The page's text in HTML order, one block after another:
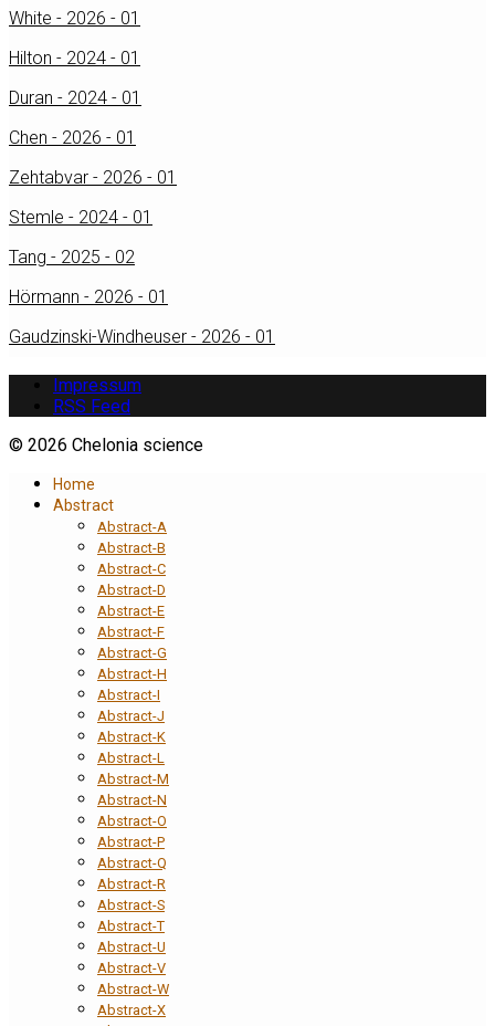
White - 2026 - 01
Hilton - 2024 - 01
Duran - 2024 - 01
Chen - 2026 - 01
Zehtabvar - 2026 - 01
Stemle - 2024 - 01
Tang - 2025 - 02
Hörmann - 2026 - 01
Gaudzinski-Windheuser - 2026 - 01
Impressum
RSS Feed
© 2026 Chelonia science
Home
Abstract
Abstract-A
Abstract-B
Abstract-C
Abstract-D
Abstract-E
Abstract-F
Abstract-G
Abstract-H
Abstract-I
Abstract-J
Abstract-K
Abstract-L
Abstract-M
Abstract-N
Abstract-O
Abstract-P
Abstract-Q
Abstract-R
Abstract-S
Abstract-T
Abstract-U
Abstract-V
Abstract-W
Abstract-X